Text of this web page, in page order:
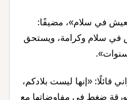
في سلام»، مضيفًا:
في سلام وكرامة، ويستحق
قائلًا: «إنها ليست بلادكم،
كورقة ضغط في مفاوضاتها مع